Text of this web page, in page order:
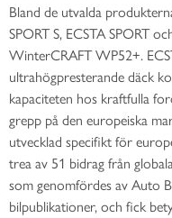
Bland de utvalda
SPORT S, ECSTA SPORT
WinterCRAFT WP52+.
ultrahögpresterande däck
kapaciteten hos kraftfulla
grepp på den europeiska
utvecklad specifikt för
trea av 51 bidrag från
som genomfördes av Auto
bilpublikationer, och fick